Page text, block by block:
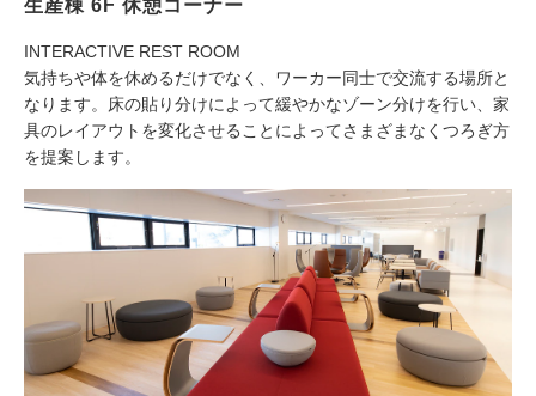
生産棟 6F 休憩コーナー
INTERACTIVE REST ROOM
気持ちや体を休めるだけでなく、ワーカー同⼠で交流する場所と
なります。床の貼り分けによって緩やかなゾーン分けを⾏い、家
具のレイアウトを変化させることによってさまざまなくつろぎ⽅
を提案します。